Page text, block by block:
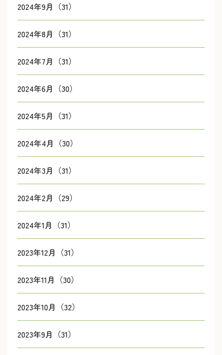
2024年9月（31）
2024年8月（31）
2024年7月（31）
2024年6月（30）
2024年5月（31）
2024年4月（30）
2024年3月（31）
2024年2月（29）
2024年1月（31）
2023年12月（31）
2023年11月（30）
2023年10月（32）
2023年9月（31）